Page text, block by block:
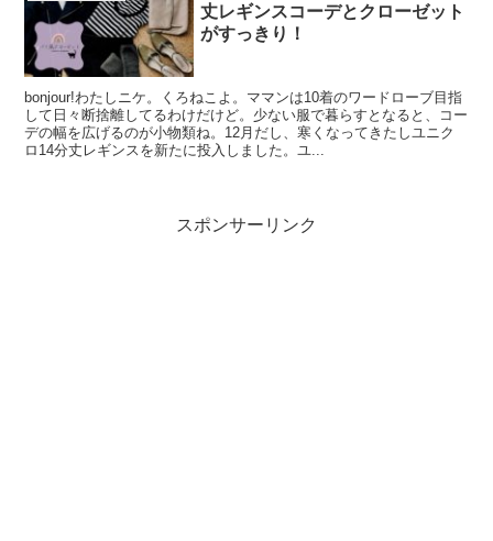
丈レギンスコーデとクローゼット
がすっきり！
bonjour!わたしニケ。くろねこよ。ママンは10着のワードローブ目指
して日々断捨離してるわけだけど。少ない服で暮らすとなると、コー
デの幅を広げるのが小物類ね。12月だし、寒くなってきたしユニク
ロ14分丈レギンスを新たに投入しました。ユ...
スポンサーリンク